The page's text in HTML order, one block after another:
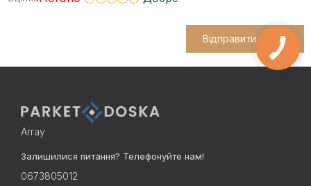
Відправити відгук
Array
Залишилися питання? Телефонуйте нам!
0673805012